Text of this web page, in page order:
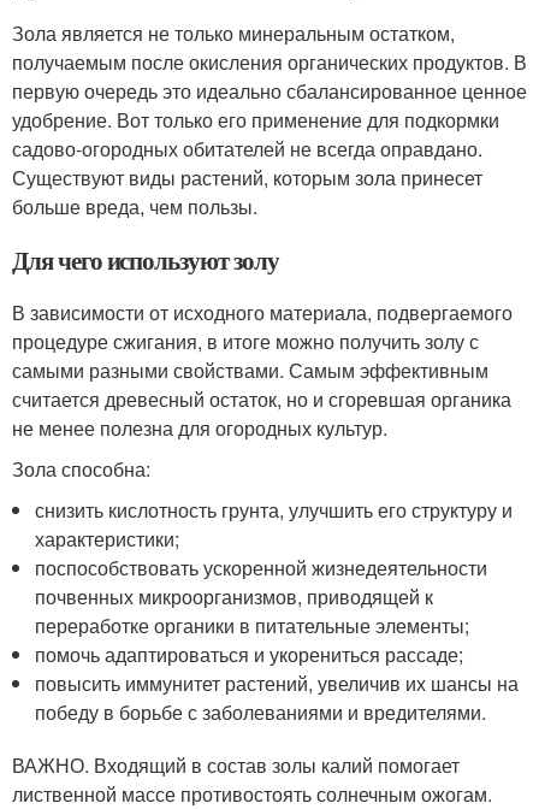
Зола является не только минеральным остатком,
получаемым после окисления органических продуктов. В
первую очередь это идеально сбалансированное ценное
удобрение. Вот только его применение для подкормки
садово-огородных обитателей не всегда оправдано.
Существуют виды растений, которым зола принесет
больше вреда, чем пользы.
Для чего используют золу
В зависимости от исходного материала, подвергаемого
процедуре сжигания, в итоге можно получить золу с
самыми разными свойствами. Самым эффективным
считается древесный остаток, но и сгоревшая органика
не менее полезна для огородных культур.
Зола способна:
снизить кислотность грунта, улучшить его структуру и
характеристики;
поспособствовать ускоренной жизнедеятельности
почвенных микроорганизмов, приводящей к
переработке органики в питательные элементы;
помочь адаптироваться и укорениться рассаде;
повысить иммунитет растений, увеличив их шансы на
победу в борьбе с заболеваниями и вредителями.
ВАЖНО. Входящий в состав золы калий помогает
лиственной массе противостоять солнечным ожогам.